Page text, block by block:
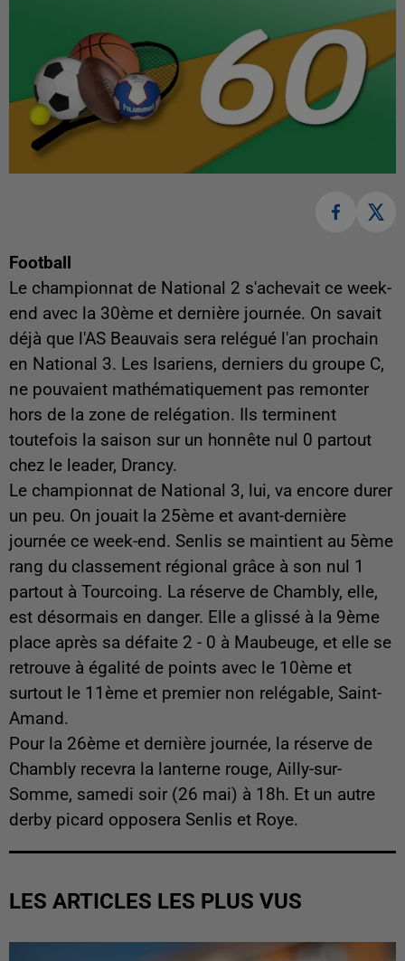
Football
Le championnat de National 2 s'achevait ce week-
end avec la 30ème et dernière journée. On savait
déjà que l'AS Beauvais sera relégué l'an prochain
en National 3. Les Isariens, derniers du groupe C,
ne pouvaient mathématiquement pas remonter
hors de la zone de relégation. Ils terminent
toutefois la saison sur un honnête nul 0 partout
chez le leader, Drancy.
Le championnat de National 3, lui, va encore durer
un peu. On jouait la 25ème et avant-dernière
journée ce week-end. Senlis se maintient au 5ème
rang du classement régional grâce à son nul 1
partout à Tourcoing. La réserve de Chambly, elle,
est désormais en danger. Elle a glissé à la 9ème
place après sa défaite 2 - 0 à Maubeuge, et elle se
retrouve à égalité de points avec le 10ème et
surtout le 11ème et premier non relégable, Saint-
Amand.
Pour la 26ème et dernière journée, la réserve de
Chambly recevra la lanterne rouge, Ailly-sur-
Somme, samedi soir (26 mai) à 18h. Et un autre
derby picard opposera Senlis et Roye.
LES ARTICLES LES PLUS VUS